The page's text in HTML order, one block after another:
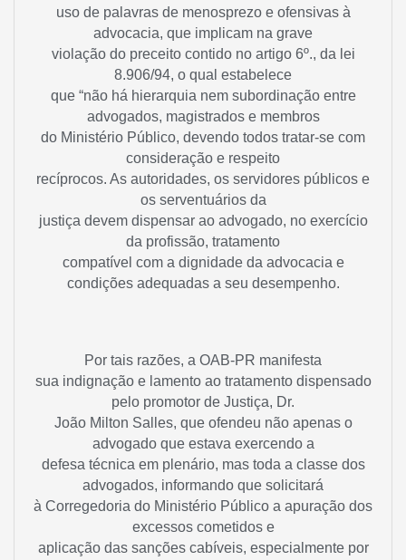
uso de palavras de menosprezo e ofensivas à
advocacia, que implicam na grave
violação do preceito contido no artigo 6º., da lei
8.906/94, o qual estabelece
que “não há hierarquia nem subordinação entre
advogados, magistrados e membros
do Ministério Público, devendo todos tratar-se com
consideração e respeito
recíprocos. As autoridades, os servidores públicos e
os serventuários da
justiça devem dispensar ao advogado, no exercício
da profissão, tratamento
compatível com a dignidade da advocacia e
condições adequadas a seu desempenho.
Por tais razões, a OAB-PR manifesta
sua indignação e lamento ao tratamento dispensado
pelo promotor de Justiça, Dr.
João Milton Salles, que ofendeu não apenas o
advogado que estava exercendo a
defesa técnica em plenário, mas toda a classe dos
advogados, informando que solicitará
à Corregedoria do Ministério Público a apuração dos
excessos cometidos e
aplicação das sanções cabíveis, especialmente por